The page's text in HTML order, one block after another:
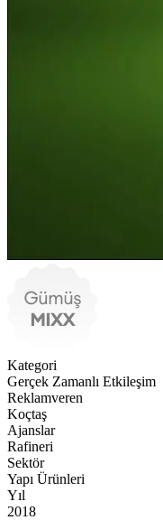
Kategori
Gerçek Zamanlı Etkileşim
Reklamveren
Koçtaş
Ajanslar
Rafineri
Sektör
Yapı Ürünleri
Yıl
2018